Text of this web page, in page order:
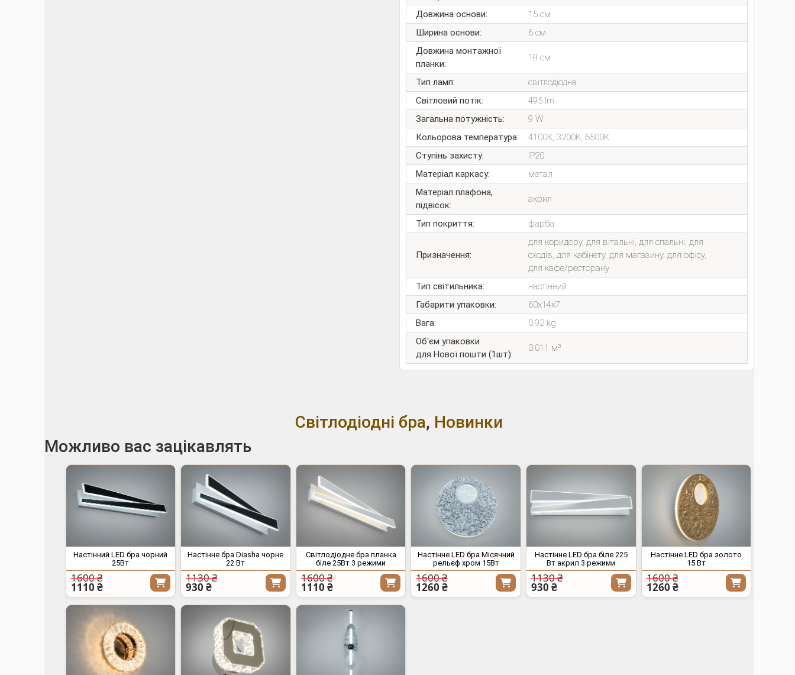
Довжина основи:
15 см
Ширина основи:
6 см
Довжина монтажної
планки:
18 см
Тип ламп:
світлодіодна
Світловий потік:
495 lm
Загальна потужність:
9 W
Кольорова температура:
4100K, 3200K, 6500K
Ступінь захисту:
IP20
Матеріал каркасу:
метал
Матеріал плафона,
підвісок:
акрил
Тип покриття: фарба
Призначення:
для коридору, для вітальні, для спальні, для
сходів, для кабінету, для магазину, для офісу,
для кафе/ресторану
Тип світильника:
настінний
Габарити упаковки:
60x14x7
Вага:
0.92 kg
Об'єм упаковки
для Нової пошти (1шт):
0.011 м³
Світлодіодні бра, Новинки
Можливо вас зацікавлять
Настінний LED бра чорний
25Вт
1600 ₴
1110 ₴
Настінне бра Diasha чорне
22 Вт
1130 ₴
930 ₴
Світлодіодне бра планка
біле 25Вт 3 режими
1600 ₴
1110 ₴
Настінне LED бра Місячний
рельєф хром 15Вт
1600 ₴
1260 ₴
Настінне LED бра біле 225
Вт акрил 3 режими
1130 ₴
930 ₴
Настінне LED бра золото
15 Вт
1600 ₴
1260 ₴